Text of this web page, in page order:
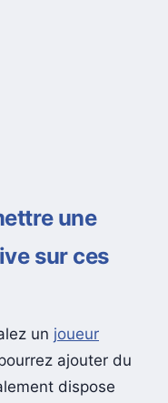
une
sur ces
un joueur
ajouter du
dispose